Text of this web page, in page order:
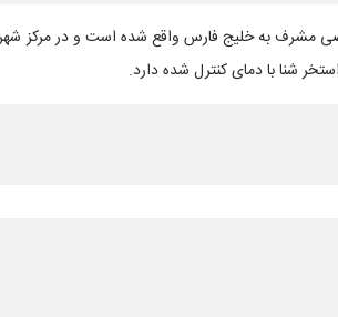
خصوصی مشرف به خلیج فارس واقع شده است و در